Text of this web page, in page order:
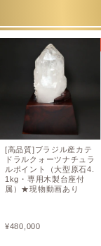
[高品質]ブラジル産カテ
ドラルクォーツナチュラ
ルポイント（大型原石4.
1kg・専用木製台座付
属）★現物動画あり
¥480,000